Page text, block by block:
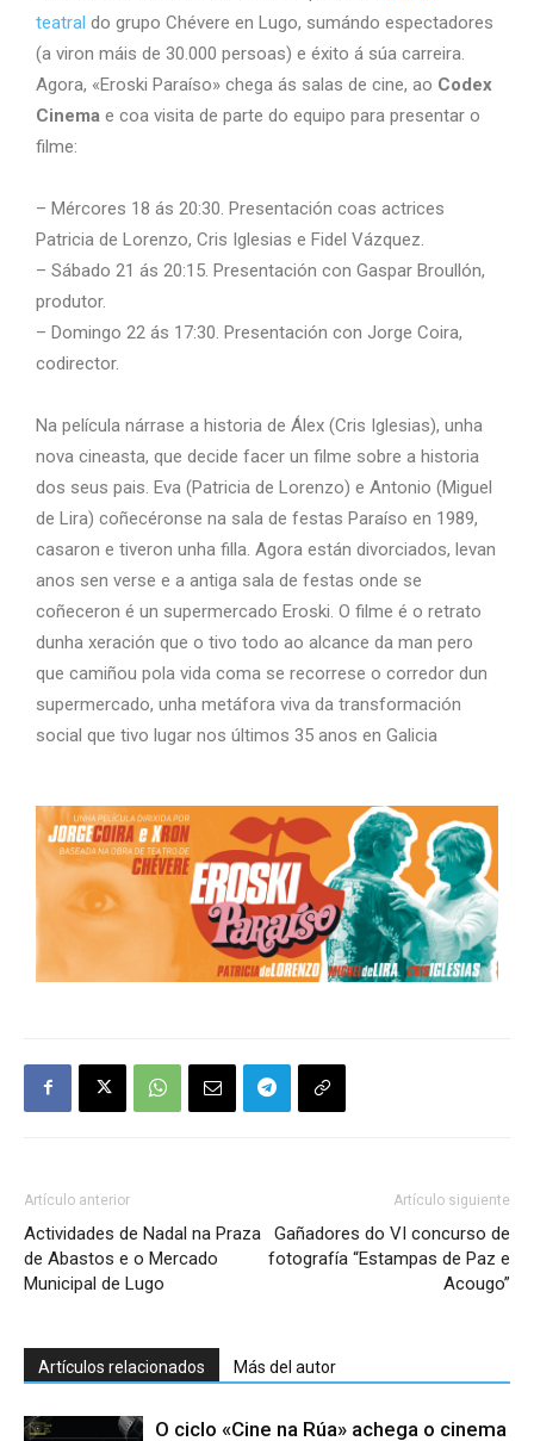
teatral do grupo Chévere en Lugo, sumándo espectadores
(a viron máis de 30.000 persoas) e éxito á súa carreira.
Agora, «Eroski Paraíso» chega ás salas de cine, ao Codex
Cinema e coa visita de parte do equipo para presentar o
filme:
– Mércores 18 ás 20:30. Presentación coas actrices
Patricia de Lorenzo, Cris Iglesias e Fidel Vázquez.
– Sábado 21 ás 20:15. Presentación con Gaspar Broullón,
produtor.
– Domingo 22 ás 17:30. Presentación con Jorge Coira,
codirector.
Na película nárrase a historia de Álex (Cris Iglesias), unha
nova cineasta, que decide facer un filme sobre a historia
dos seus pais. Eva (Patricia de Lorenzo) e Antonio (Miguel
de Lira) coñecéronse na sala de festas Paraíso en 1989,
casaron e tiveron unha filla. Agora están divorciados, levan
anos sen verse e a antiga sala de festas onde se
coñeceron é un supermercado Eroski. O filme é o retrato
dunha xeración que o tivo todo ao alcance da man pero
que camiñou pola vida coma se recorrese o corredor dun
supermercado, unha metáfora viva da transformación
social que tivo lugar nos últimos 35 anos en Galicia
Artículo anterior
Actividades de Nadal na Praza
de Abastos e o Mercado
Municipal de Lugo
Artículo siguiente
Gañadores do VI concurso de
fotografía “Estampas de Paz e
Acougo”
Artículos relacionados Más del autor
O ciclo «Cine na Rúa» achega o cinema